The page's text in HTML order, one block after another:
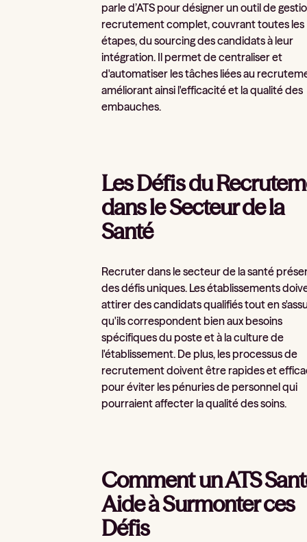
parle d’ATS pour désigner un outil de
recrutement complet, couvrant toutes les
étapes, du sourcing des candidats à leur
intégration. Il permet de centraliser et
d'automatiser les tâches liées au
améliorant ainsi l'efficacité et la qualité des
embauches.
Les Défis du
dans le Secteur de la
Santé
Recruter dans le secteur de la santé
des défis uniques. Les établissements
attirer des candidats qualifiés tout en
qu'ils correspondent bien aux besoins
spécifiques du poste et à la culture de
l'établissement. De plus, les processus de
recrutement doivent être rapides et
pour éviter les pénuries de personnel qui
pourraient affecter la qualité des soins.
Comment un ATS
Aide à Surmonter ces
Défis